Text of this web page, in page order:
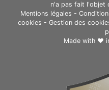
n'a pas fait l'objet
Mentions légales -
cookies - Gestion des
Made with ❤